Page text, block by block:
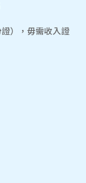
），毋需收入證